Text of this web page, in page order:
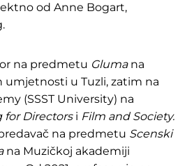
od Anne Bogart,
na predmetu Glumana
umjetnosti u Tuzli, zatim na
(SSST University) na
for Directorsi Film and Society.
na predmetu Scenski
na Muzičkoj akademiji